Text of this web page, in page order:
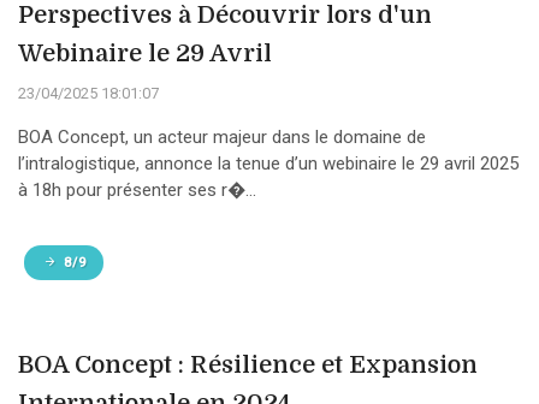
Perspectives à Découvrir lors d'un
Webinaire le 29 Avril
23/04/2025 18:01:07
BOA Concept, un acteur majeur dans le domaine de
l’intralogistique, annonce la tenue d’un webinaire le 29 avril 2025
à 18h pour présenter ses r�...
8/9
BOA Concept : Résilience et Expansion